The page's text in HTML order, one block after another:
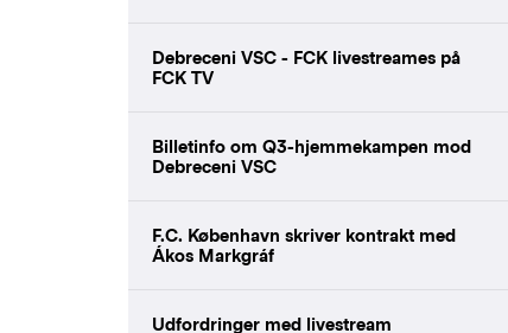
Debreceni VSC - FCK livestreames på
FCK TV
Billetinfo om Q3-hjemmekampen mod
Debreceni VSC
F.C. København skriver kontrakt med
Ákos Markgráf
Udfordringer med livestream